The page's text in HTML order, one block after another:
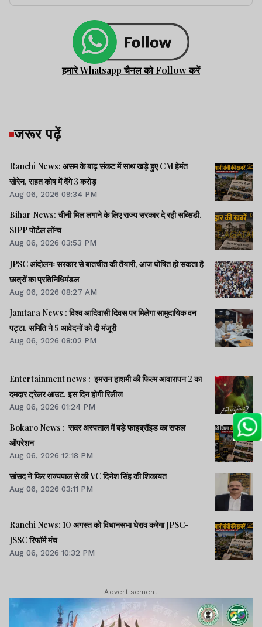
हमारे Whatsapp चैनल को Follow करें
जरूर पढ़ें
Ranchi News: असम के बाढ़ संकट में साथ खड़े हुए CM हेमंत
सोरेन, राहत कोष में देंगे 3 करोड़
Aug 06, 2026 09:34 PM
Bihar News: चीनी मिल लगाने के लिए राज्य सरकार दे रही सब्सिडी,
SIPP पोर्टल लॉन्च
Aug 06, 2026 03:53 PM
JPSC आंदोलनः सरकार से बातचीत की तैयारी, आज घोषित हो सकता है
छात्रों का प्रतिनिधिमंडल
Aug 06, 2026 08:27 AM
Jamtara News : विश्व आदिवासी दिवस पर मिलेगा सामुदायिक वन
पट्टा, समिति ने 5 आवेदनों को दी मंजूरी
Aug 06, 2026 08:02 PM
Entertainment news : इमरान हाशमी की फिल्म आवारापन 2 का
दमदार ट्रेलर आउट, इस दिन होगी रिलीज
Aug 06, 2026 01:24 PM
Bokaro News : सदर अस्पताल में बड़े फाइब्रॉइड का सफल
ऑपरेशन
Aug 06, 2026 12:18 PM
सांसद ने फिर राज्यपाल से की VC दिनेश सिंह की शिकायत
Aug 06, 2026 03:11 PM
Ranchi News: 10 अगस्त को विधानसभा घेराव करेगा JPSC-
JSSC रिफॉर्म मंच
Aug 06, 2026 10:32 PM
Advertisement